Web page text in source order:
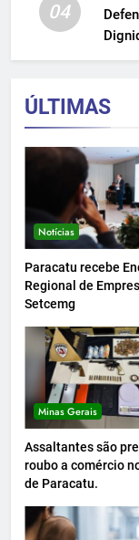
04
ÚLTIMAS
Notícias
Paracatu recebe
Regional de
Setcemg
Minas Gerais
Assaltantes são
roubo a comércio
de Paracatu.